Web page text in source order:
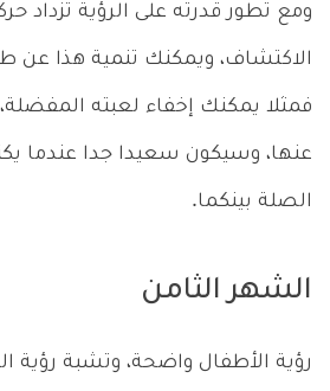
ومع تطور قدرته على الرؤية تزداد
الاكتشاف، ويمكنك تنمية هذا عن
فمثلا يمكنك إخفاء لعبته
عنها، وسيكون سعيدا جدا عندما
الصلة بينكما.
الشهر الثامن
رؤية الأطفال واضحة، وتشبة رؤية